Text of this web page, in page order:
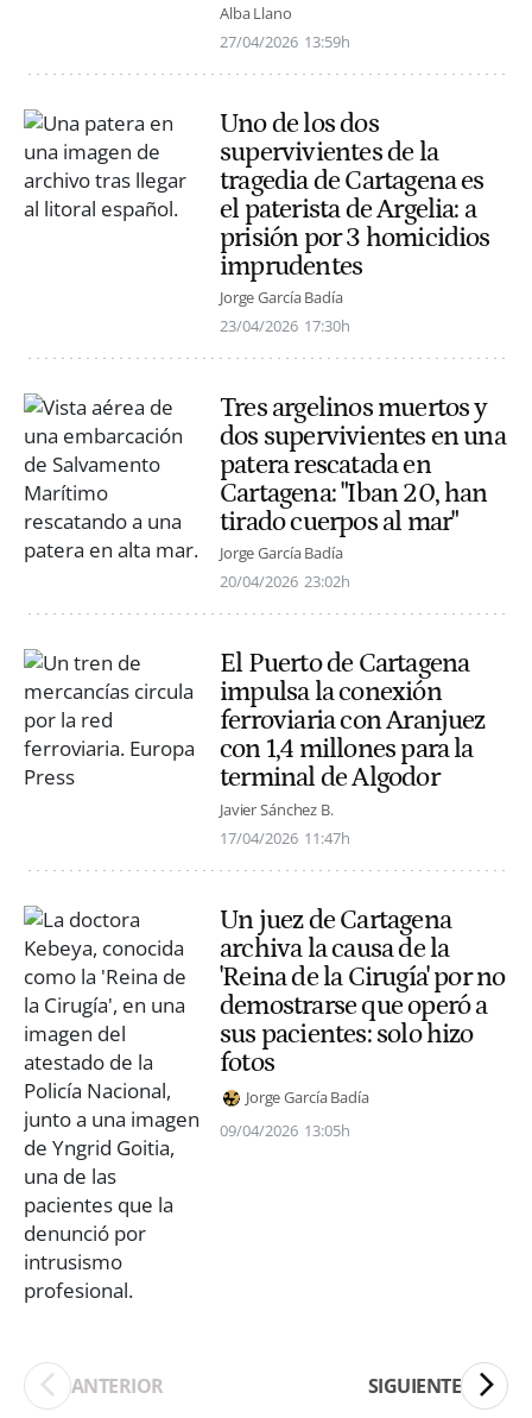
Alba Llano
27/04/2026 13:59h
Uno de los dos
supervivientes de la
tragedia de Cartagena es
el paterista de Argelia: a
prisión por 3 homicidios
imprudentes
Jorge García Badía
23/04/2026 17:30h
Tres argelinos muertos y
dos supervivientes en una
patera rescatada en
Cartagena: "Iban 20, han
tirado cuerpos al mar"
Jorge García Badía
20/04/2026 23:02h
El Puerto de Cartagena
impulsa la conexión
ferroviaria con Aranjuez
con 1,4 millones para la
terminal de Algodor
Javier Sánchez B.
17/04/2026 11:47h
Un juez de Cartagena
archiva la causa de la
'Reina de la Cirugía' por no
demostrarse que operó a
sus pacientes: solo hizo
fotos
Jorge García Badía
09/04/2026 13:05h
ANTERIOR SIGUIENTE